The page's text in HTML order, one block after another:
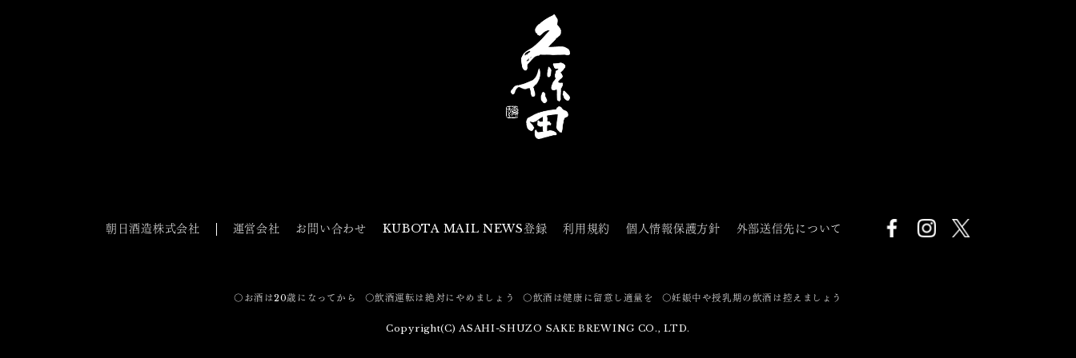
朝日酒造株式会社 運営会社 お問い合わせ KUBOTA MAIL NEWS登録 利用規約 個人情報保護方針 外部送信先について
〇お酒は20歳になってから 〇飲酒運転は絶対にやめましょう 〇飲酒は健康に留意し適量を 〇妊娠中や授乳期の飲酒は控えましょう
Copyright(C) ASAHI-SHUZO SAKE BREWING CO., LTD.